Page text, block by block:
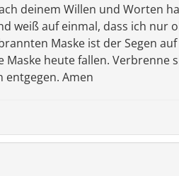
deinem Willen und Worten
weiß auf einmal, dass ich
Maske ist der Segen
heute fallen. Verbrenne
entgegen. Amen